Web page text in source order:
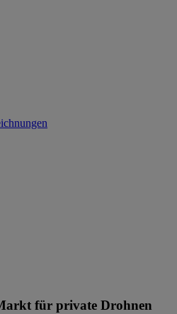
für private Drohnen